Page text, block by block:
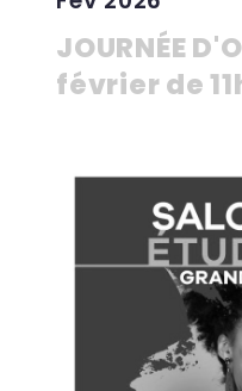
JOURNÉE
février de